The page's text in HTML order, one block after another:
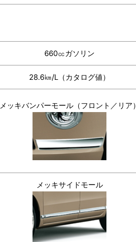
660㏄ガソリン
28.6㎞/L（カタログ値）
メッキバンパーモール（フロント／リア）
メッキサイドモール